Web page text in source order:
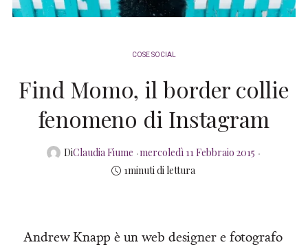
COSE SOCIAL
Find Momo, il border collie
fenomeno di Instagram
DiClaudia Fiume Posted
on
mercoledì 11 Febbraio 2015
1minuti di lettura
Andrew Knapp è un web designer e fotografo